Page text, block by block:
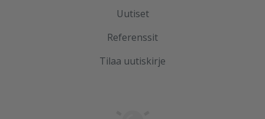
Uutiset
Referenssit
Tilaa uutiskirje